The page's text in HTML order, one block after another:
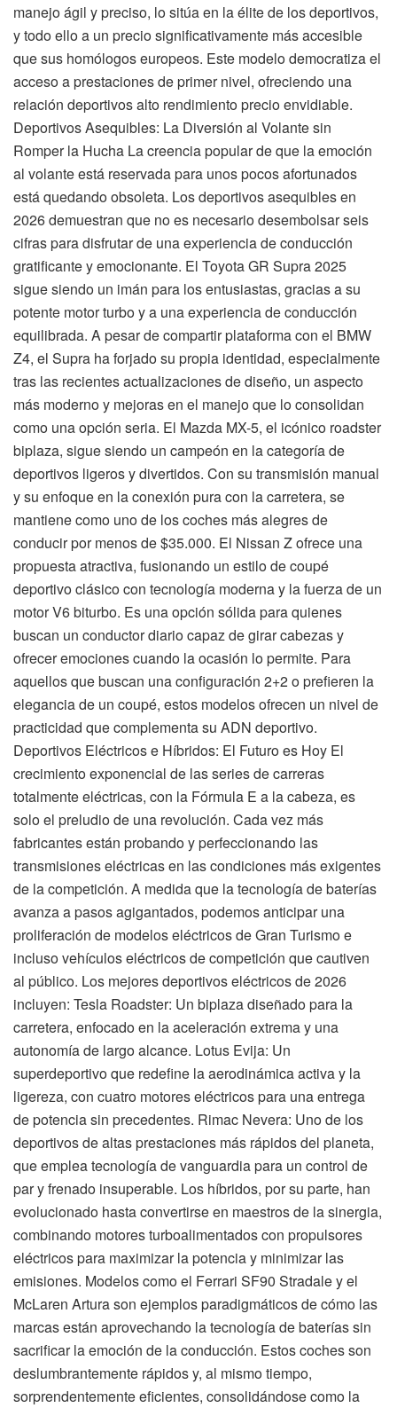
manejo ágil y preciso, lo sitúa en la élite de los deportivos,
y todo ello a un precio significativamente más accesible
que sus homólogos europeos. Este modelo democratiza el
acceso a prestaciones de primer nivel, ofreciendo una
relación deportivos alto rendimiento precio envidiable.
Deportivos Asequibles: La Diversión al Volante sin
Romper la Hucha La creencia popular de que la emoción
al volante está reservada para unos pocos afortunados
está quedando obsoleta. Los deportivos asequibles en
2026 demuestran que no es necesario desembolsar seis
cifras para disfrutar de una experiencia de conducción
gratificante y emocionante. El Toyota GR Supra 2025
sigue siendo un imán para los entusiastas, gracias a su
potente motor turbo y a una experiencia de conducción
equilibrada. A pesar de compartir plataforma con el BMW
Z4, el Supra ha forjado su propia identidad, especialmente
tras las recientes actualizaciones de diseño, un aspecto
más moderno y mejoras en el manejo que lo consolidan
como una opción seria. El Mazda MX-5, el icónico roadster
biplaza, sigue siendo un campeón en la categoría de
deportivos ligeros y divertidos. Con su transmisión manual
y su enfoque en la conexión pura con la carretera, se
mantiene como uno de los coches más alegres de
conducir por menos de $35.000. El Nissan Z ofrece una
propuesta atractiva, fusionando un estilo de coupé
deportivo clásico con tecnología moderna y la fuerza de un
motor V6 biturbo. Es una opción sólida para quienes
buscan un conductor diario capaz de girar cabezas y
ofrecer emociones cuando la ocasión lo permite. Para
aquellos que buscan una configuración 2+2 o prefieren la
elegancia de un coupé, estos modelos ofrecen un nivel de
practicidad que complementa su ADN deportivo.
Deportivos Eléctricos e Híbridos: El Futuro es Hoy El
crecimiento exponencial de las series de carreras
totalmente eléctricas, con la Fórmula E a la cabeza, es
solo el preludio de una revolución. Cada vez más
fabricantes están probando y perfeccionando las
transmisiones eléctricas en las condiciones más exigentes
de la competición. A medida que la tecnología de baterías
avanza a pasos agigantados, podemos anticipar una
proliferación de modelos eléctricos de Gran Turismo e
incluso vehículos eléctricos de competición que cautiven
al público. Los mejores deportivos eléctricos de 2026
incluyen: Tesla Roadster: Un biplaza diseñado para la
carretera, enfocado en la aceleración extrema y una
autonomía de largo alcance. Lotus Evija: Un
superdeportivo que redefine la aerodinámica activa y la
ligereza, con cuatro motores eléctricos para una entrega
de potencia sin precedentes. Rimac Nevera: Uno de los
deportivos de altas prestaciones más rápidos del planeta,
que emplea tecnología de vanguardia para un control de
par y frenado insuperable. Los híbridos, por su parte, han
evolucionado hasta convertirse en maestros de la sinergia,
combinando motores turboalimentados con propulsores
eléctricos para maximizar la potencia y minimizar las
emisiones. Modelos como el Ferrari SF90 Stradale y el
McLaren Artura son ejemplos paradigmáticos de cómo las
marcas están aprovechando la tecnología de baterías sin
sacrificar la emoción de la conducción. Estos coches son
deslumbrantemente rápidos y, al mismo tiempo,
sorprendentemente eficientes, consolidándose como la